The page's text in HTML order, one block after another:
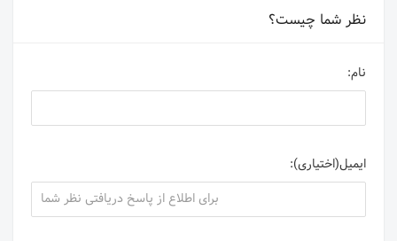
نظر شما چیست؟
نام:
ایمیل(اختیاری):